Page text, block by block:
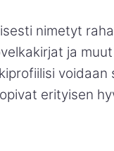
nimetyt
ja
erityisen